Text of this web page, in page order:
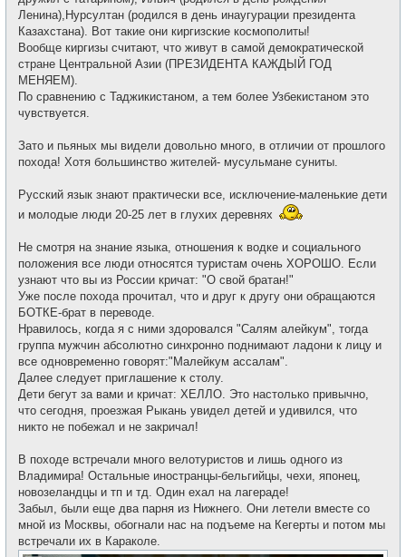
Ленина),Нурсултан (родился в день инаугурации президента
Казахстана). Вот такие они киргизские космополиты!
Вообще киргизы считают, что живут в самой демократической
стране Центральной Азии (ПРЕЗИДЕНТА КАЖДЫЙ ГОД
МЕНЯЕМ).
По сравнению с Таджикистаном, а тем более Узбекистаном это
чувствуется.
Зато и пьяных мы видели довольно много, в отличии от прошлого
похода! Хотя большинство жителей- мусульмане суниты.
Русский язык знают практически все, исключение-маленькие дети
и молодые люди 20-25 лет в глухих деревнях
Не смотря на знание языка, отношения к водке и социального
положения все люди относятся туристам очень ХОРОШО. Если
узнают что вы из России кричат: "О свой братан!"
Уже после похода прочитал, что и друг к другу они обращаются
БОТКЕ-брат в переводе.
Нравилось, когда я с ними здоровался "Салям алейкум", тогда
группа мужчин абсолютно синхронно поднимают ладони к лицу и
все одновременно говорят:"Малейкум ассалам".
Далее следует приглашение к столу.
Дети бегут за вами и кричат: ХЕЛЛО. Это настолько привычно,
что сегодня, проезжая Рыкань увидел детей и удивился, что
никто не побежал и не закричал!
В походе встречали много велотуристов и лишь одного из
Владимира! Остальные иностранцы-бельгийцы, чехи, японец,
новозеландцы и тп и тд. Один ехал на лагераде!
Забыл, были еще два парня из Нижнего. Они летели вместе со
мной из Москвы, обогнали нас на подъеме на Кегерты и потом мы
встречали их в Караколе.